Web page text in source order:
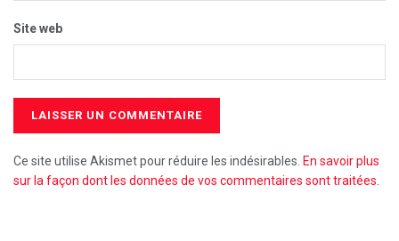
Site web
Ce site utilise Akismet pour réduire les indésirables. En savoir plus
sur la façon dont les données de vos commentaires sont traitées.